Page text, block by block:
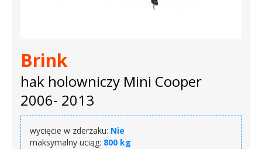
Brink
hak holowniczy Mini Cooper
2006- 2013
wycięcie w zderzaku: Nie
maksymalny uciąg: 800 kg